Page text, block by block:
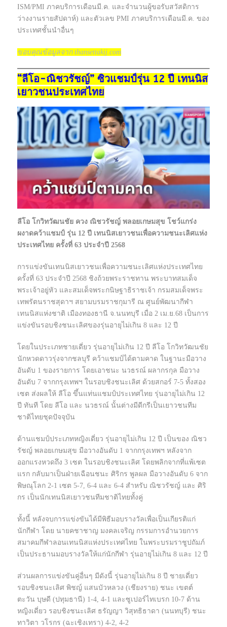
ISM/PMI ภาคบริการเดือนมี.ค. และจำนวนผู้ขอรับสวัสดิการ
ว่างงานรายสัปดาห์) และตัวเลข PMI ภาคบริการเดือนมี.ค. ของ
ประเทศชั้นนำอื่นๆ
ขอบคุณข้อมูลจาก thansettakij.com
“ลีโอ-ณิชวรัชญ์” ซิวแชมป์รุ่น 12 ปี เทนนิส
เยาวชนประเทศไทย
ลีโอ โกวิทวัฒนชัย ควง ณิชวรัชญ์ พลอยเกษมสุข โชว์แกร่ง
ผงาดคว้าแชมป์ รุ่น 12 ปี เทนนิสเยาวชนเพื่อความชนะเลิศแห่ง
ประเทศไทย ครั้งที่ 63 ประจำปี 2568
การแข่งขันเทนนิสเยาวชนเพื่อความชนะเลิศแห่งประเทศไทย
ครั้งที่ 63 ประจำปี 2568 ชิงถ้วยพระราชทาน พระบาทสมเด็จ
พระเจ้าอยู่หัว และสมเด็จพระกนิษฐาธิราชเจ้า กรมสมเด็จพระ
เทพรัตนราชสุดาฯ สยามบรมราชกุมารี ณ ศูนย์พัฒนากีฬา
เทนนิสแห่งชาติ เมืองทองธานี จ.นนทบุรี เมื่อ 2 เม.ย.68 เป็นการ
แข่งขันรอบชิงชนะเลิศของรุ่นอายุไม่เกิน 8 และ 12 ปี
โดยในประเภทชายเดี่ยว รุ่นอายุไม่เกิน 12 ปี ลีโอ โกวิทวัฒนชัย
นักหวดดาวรุ่งจากชลบุรี คว้าแชมป์ได้ตามคาด ในฐานะมือวาง
อันดับ 1 ของรายการ โดยเอาชนะ นวธรณ์ ผลากรกุล มือวาง
อันดับ 7 จากกรุงเทพฯ ในรอบชิงชนะเลิศ ด้วยสกอร์ 7-5 ทั้งสอง
เซต ส่งผลให้ ลีโอ ขึ้นแท่นแชมป์ประเทศไทย รุ่นอายุไม่เกิน 12
ปี ทันที โดย ลีโอ และ นวธรณ์ นั้นต่างมีดีกรีเป็นเยาวชนทีม
ชาติไทยชุดปัจจุบัน
ด้านแชมป์ประเภทหญิงเดี่ยว รุ่นอายุไม่เกิน 12 ปี เป็นของ ณิชว
รัชญ์ พลอยเกษมสุข มือวางอันดับ 1 จากกรุงเทพฯ หลังจาก
ออกแรงหวดถึง 3 เซต ในรอบชิงชนะเลิศ โดยพลิกจากที่แพ้เซต
แรก กลับมาเป็นฝ่ายเฉือนชนะ ศิริกร พูลผล มือวางอันดับ 6 จาก
พิษณุโลก 2-1 เซต 5-7, 6-4 และ 6-4 สำหรับ ณิชวรัชญ์ และ ศิริ
กร เป็นนักเทนนิสเยาวชนทีมชาติไทยทั้งคู่
ทั้งนี้ หลังจบการแข่งขันได้มีพิธีมอบรางวัลเพื่อเป็นเกียรติแก่
นักกีฬา โดย นายคชาชาญ มงคลเจริญ กรรมการอำนวยการ
สมาคมกีฬาลอนเทนนิสแห่งประเทศไทย ในพระบรมราชูปถัมภ์
เป็นประธานมอบรางวัลให้แก่นักกีฬา รุ่นอายุไม่เกิน 8 และ 12 ปี
ส่วนผลการแข่งขันคู่อื่นๆ มีดังนี้ รุ่นอายุไม่เกิน 8 ปี ชายเดี่ยว
รอบชิงชนะเลิศ พิชญ์ แสนบัวหลวง (เชียงราย) ชนะ เขตต์
ตะวัน บุษดี (ปทุมธานี) 1-4, 4-1 และซูเปอร์ไทเบรก 10-7 ด้าน
หญิงเดี่ยว รอบชิงชนะเลิศ ธรัญญา วิสุทธิธาดา (นนทบุรี) ชนะ
ทาวิตา วโรกร (ฉะเชิงเทรา) 4-2, 4-2